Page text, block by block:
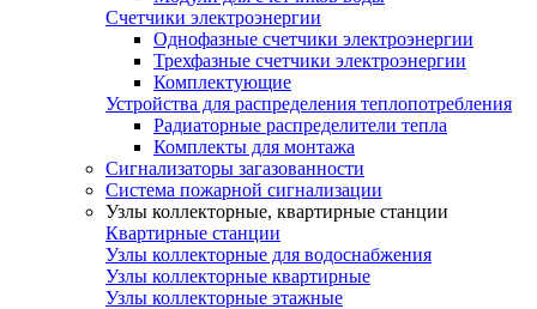
Счетчики электроэнергии
Однофазные счетчики электроэнергии
Трехфазные счетчики электроэнергии
Комплектующие
Устройства для распределения теплопотребления
Радиаторные распределители тепла
Комплекты для монтажа
Сигнализаторы загазованности
Система пожарной сигнализации
Узлы коллекторные, квартирные станции
Квартирные станции
Узлы коллекторные для водоснабжения
Узлы коллекторные квартирные
Узлы коллекторные этажные